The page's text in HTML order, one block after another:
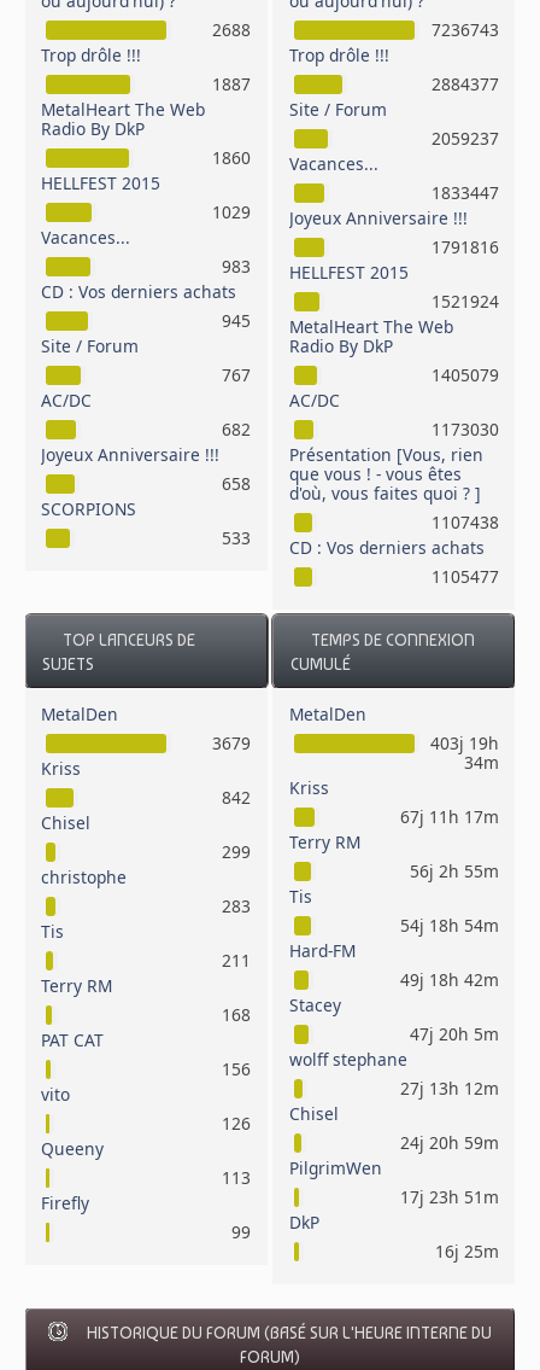
2688
Trop drôle !!!
1887
MetalHeart The Web
Radio By DkP
1860
HELLFEST 2015
1029
Vacances...
983
CD : Vos derniers achats
945
Site / Forum
767
AC/DC
682
Joyeux Anniversaire !!!
658
SCORPIONS
533
7236743
Trop drôle !!!
2884377
Site / Forum
2059237
Vacances...
1833447
Joyeux Anniversaire !!!
1791816
HELLFEST 2015
1521924
MetalHeart The Web
Radio By DkP
1405079
AC/DC
1173030
Présentation [Vous, rien
que vous ! - vous êtes
d'où, vous faites quoi ? ]
1107438
CD : Vos derniers achats
1105477
TOP LANCEURS DE
SUJETS
MetalDen
3679
Kriss
842
Chisel
299
christophe
283
Tis
211
Terry RM
168
PAT CAT
156
vito
126
Queeny
113
Firefly
99
TEMPS DE CONNEXION
CUMULÉ
MetalDen
403j 19h
34m
Kriss
67j 11h 17m
Terry RM
56j 2h 55m
Tis
54j 18h 54m
Hard-FM
49j 18h 42m
Stacey
47j 20h 5m
wolff stephane
27j 13h 12m
Chisel
24j 20h 59m
PilgrimWen
17j 23h 51m
DkP
16j 25m
HISTORIQUE DU FORUM (BASÉ SUR L'HEURE INTERNE DU
FORUM)